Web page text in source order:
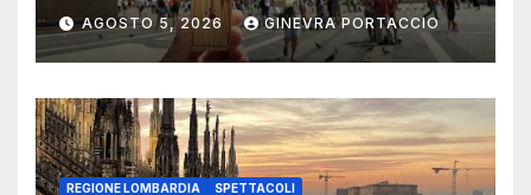
AGOSTO 5, 2026 GINEVRA PORTACCIO
REGIONE LOMBARDIA SPETTACOLI